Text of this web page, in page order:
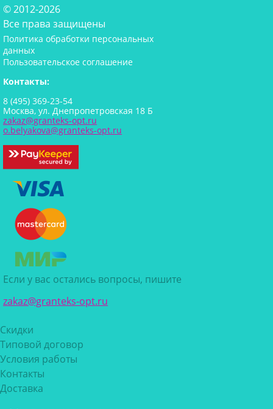
© 2012-2026
Все права защищены
Политика обработки персональных
данных
Пользовательское соглашение
Контакты:
8 (495) 369-23-54
Москва, ул. Днепропетровская 18 Б
zakaz@granteks-opt.ru
o.belyakova@granteks-opt.ru
Если у вас остались вопросы, пишите
zakaz@granteks-opt.ru
Скидки
Типовой договор
Условия работы
Контакты
Доставка